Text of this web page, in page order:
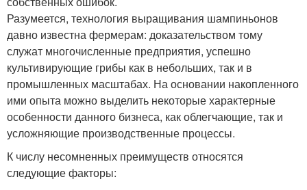
Разумеется, технология выращивания шампиньонов
давно известна фермерам: доказательством тому
служат многочисленные предприятия, успешно
культивирующие грибы как в небольших, так и в
промышленных масштабах. На основании накопленного
ими опыта можно выделить некоторые характерные
особенности данного бизнеса, как облегчающие, так и
усложняющие производственные процессы.
К числу несомненных преимуществ относятся
следующие факторы: